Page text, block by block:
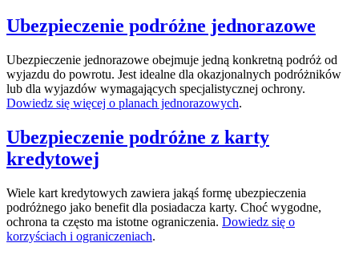
Ubezpieczenie podróżne jednorazowe
Ubezpieczenie jednorazowe obejmuje jedną konkretną podróż od
wyjazdu do powrotu. Jest idealne dla okazjonalnych podróżników
lub dla wyjazdów wymagających specjalistycznej ochrony.
Dowiedz się więcej o planach jednorazowych.
Ubezpieczenie podróżne z karty
kredytowej
Wiele kart kredytowych zawiera jakąś formę ubezpieczenia
podróżnego jako benefit dla posiadacza karty. Choć wygodne,
ochrona ta często ma istotne ograniczenia. Dowiedz się o
korzyściach i ograniczeniach.